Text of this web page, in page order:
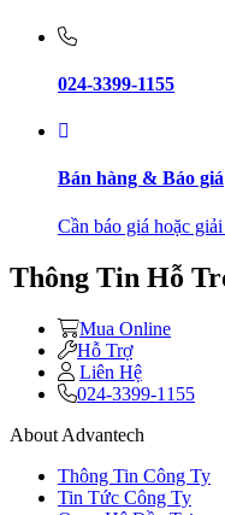
024-3399-1155
Bán hàng & Báo giá
Cần báo giá hoặc
Thông Tin Hỗ
Mua Online
Hỗ Trợ
Liên Hệ
024-3399-1155
About Advantech
Thông Tin Công Ty
Tin Tức Công Ty